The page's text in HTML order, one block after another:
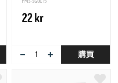
22 kr
− + 購買